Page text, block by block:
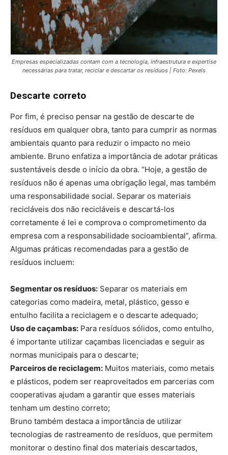
Empresas especializadas contam com a tecnologia, infraestrutura e expertise
necessárias para tratar, reciclar e descartar os resíduos | Foto: Pexels
Descarte correto
Por fim, é preciso pensar na gestão de descarte de
resíduos em qualquer obra, tanto para cumprir as normas
ambientais quanto para reduzir o impacto no meio
ambiente. Bruno enfatiza a importância de adotar práticas
sustentáveis desde o início da obra. “Hoje, a gestão de
resíduos não é apenas uma obrigação legal, mas também
uma responsabilidade social. Separar os materiais
recicláveis dos não recicláveis e descartá-los
corretamente é lei e comprova o comprometimento da
empresa com a responsabilidade socioambiental”, afirma.
Algumas práticas recomendadas para a gestão de
resíduos incluem:
Segmentar os resíduos: Separar os materiais em
categorias como madeira, metal, plástico, gesso e
entulho facilita a reciclagem e o descarte adequado;
Uso de caçambas: Para resíduos sólidos, como entulho,
é importante utilizar caçambas licenciadas e seguir as
normas municipais para o descarte;
Parceiros de reciclagem: Muitos materiais, como metais
e plásticos, podem ser reaproveitados em parcerias com
cooperativas ajudam a garantir que esses materiais
tenham um destino correto;
Bruno também destaca a importância de utilizar
tecnologias de rastreamento de resíduos, que permitem
monitorar o destino final dos materiais descartados,